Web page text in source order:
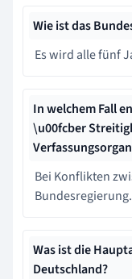
Wie ist das
Es wird alle fünf
In welchem Fall
\u00fcber
Bei Konflikten
Bundesregierung.
Was ist die
Deutschland?